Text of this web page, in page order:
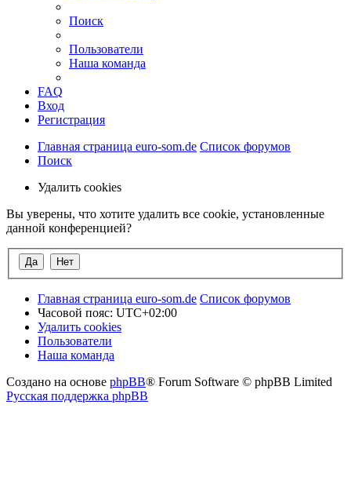
Поиск
Пользователи
Наша команда
FAQ
Вход
Регистрация
Главная страница euro-som.de Список форумов
Поиск
Удалить cookies
Вы уверены, что хотите удалить все cookie, установленные
данной конференцией?
Главная страница euro-som.de Список форумов
Часовой пояс: UTC+02:00
Удалить cookies
Пользователи
Наша команда
Создано на основе phpBB® Forum Software © phpBB Limited
Русская поддержка phpBB